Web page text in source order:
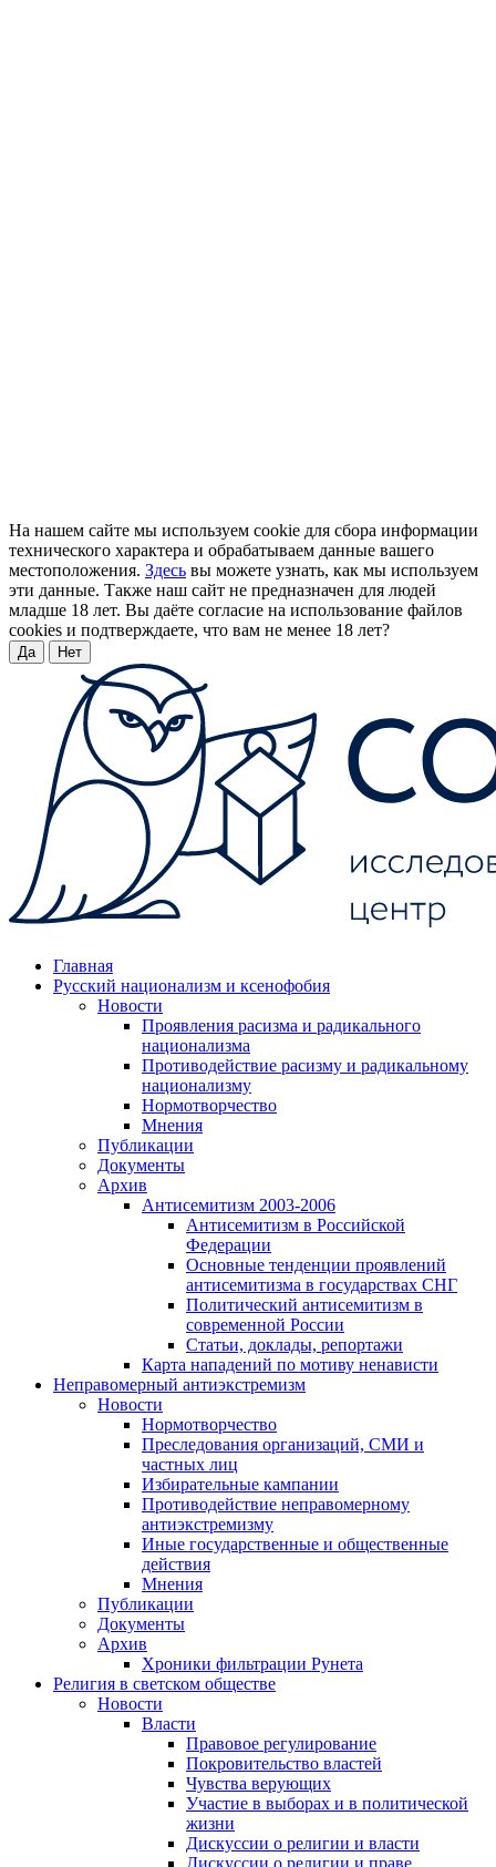
На нашем сайте мы используем cookie для сбора информации
технического характера и обрабатываем данные вашего
местоположения. Здесь вы можете узнать, как мы используем
эти данные. Также наш сайт не предназначен для людей
младше 18 лет. Вы даёте согласие на использование файлов
cookies и подтверждаете, что вам не менее 18 лет?
Да Нет
Главная
Русский национализм и ксенофобия
Новости
Проявления расизма и радикального
национализма
Противодействие расизму и радикальному
национализму
Нормотворчество
Мнения
Публикации
Документы
Архив
Антисемитизм 2003-2006
Антисемитизм в Российской
Федерации
Основные тенденции проявлений
антисемитизма в государствах СНГ
Политический антисемитизм в
современной России
Статьи, доклады, репортажи
Карта нападений по мотиву ненависти
Неправомерный антиэкстремизм
Новости
Нормотворчество
Преследования организаций, СМИ и
частных лиц
Избирательные кампании
Противодействие неправомерному
антиэкстремизму
Иные государственные и общественные
действия
Мнения
Публикации
Документы
Архив
Хроники фильтрации Рунета
Религия в светском обществе
Новости
Власти
Правовое регулирование
Покровительство властей
Чувства верующих
Участие в выборах и в политической
жизни
Дискуссии о религии и власти